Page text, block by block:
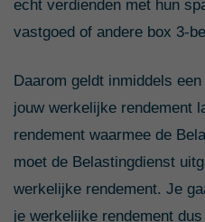
echt verdienden met hun
vastgoed of andere box 3-
Daarom geldt inmiddels
jouw werkelijke rendement
rendement waarmee de
moet de Belastingdienst
werkelijke rendement. Je
je werkelijke rendement